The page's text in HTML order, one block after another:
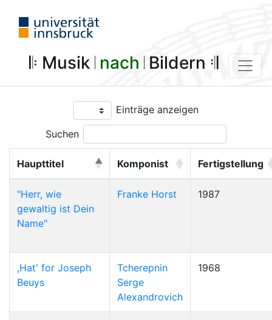
𝄆 Musik 𝄀 nach 𝄀 Bildern 𝄇
Einträge anzeigen
Suchen
Haupttitel Komponist Fertigstellung
"Herr, wie
gewaltig ist Dein
Name"
Franke Horst 1987
,Hat' for Joseph
Beuys
Tcherepnin
Serge
Alexandrovich
1968